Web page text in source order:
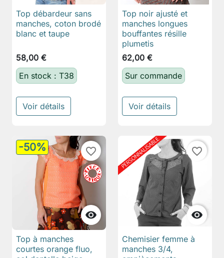
Top débardeur sans
manches, coton brodé
blanc et taupe
58,00 €
En stock : T38
Voir détails
Top noir ajusté et
manches longues
bouffantes résille
plumetis
62,00 €
Sur commande
Voir détails
-50%

favorite_border
Top à manches
courtes orange fluo,

favorite_border
Chemisier femme à
manches 3/4,